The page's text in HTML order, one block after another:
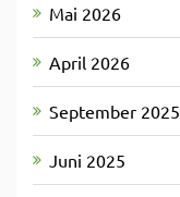
Mai 2026
April 2026
September 2025
Juni 2025